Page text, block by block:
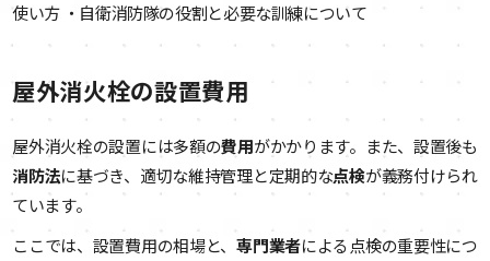
使い方 ・自衛消防隊の役割と必要な訓練について
屋外消火栓の設置費用
屋外消火栓の設置には多額の費用がかかります。また、設置後も
消防法に基づき、適切な維持管理と定期的な点検が義務付けられ
ています。
ここでは、設置費用の相場と、専門業者による点検の重要性につ